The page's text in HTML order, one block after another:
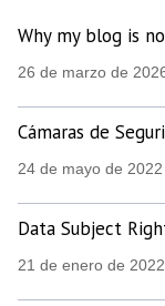
Why my blog is
26 de marzo de
Cámaras de
24 de mayo de 2022
Data Subject
21 de enero de 2022